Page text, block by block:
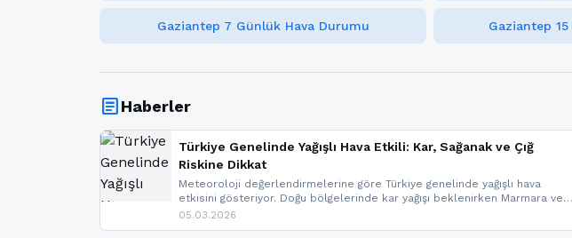
Gaziantep 7 Günlük Hava Durumu Gaziantep
articleHaberler
Türkiye Genelinde Yağışlı Hava Etkili: Kar, Sağanak ve Çığ
Riskine Dikkat
Meteoroloji değerlendirmelerine göre Türkiye genelinde yağışlı hava
etkisini gösteriyor. Doğu bölgelerinde kar yağışı beklenirken Marmara ve
Kuzey Ege’de sağanak yağmur, yüksek kesimlerde ise çığ tehlikesi
05.03.2026